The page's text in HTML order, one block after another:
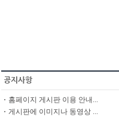
홈페이지 게시판 이용 안내...
게시판에 이미지나 동영상 ...